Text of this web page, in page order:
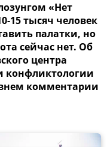
«Нет
15 тысяч человек
палатки, но
сейчас нет. Об
центра
конфликтологии
комментарии